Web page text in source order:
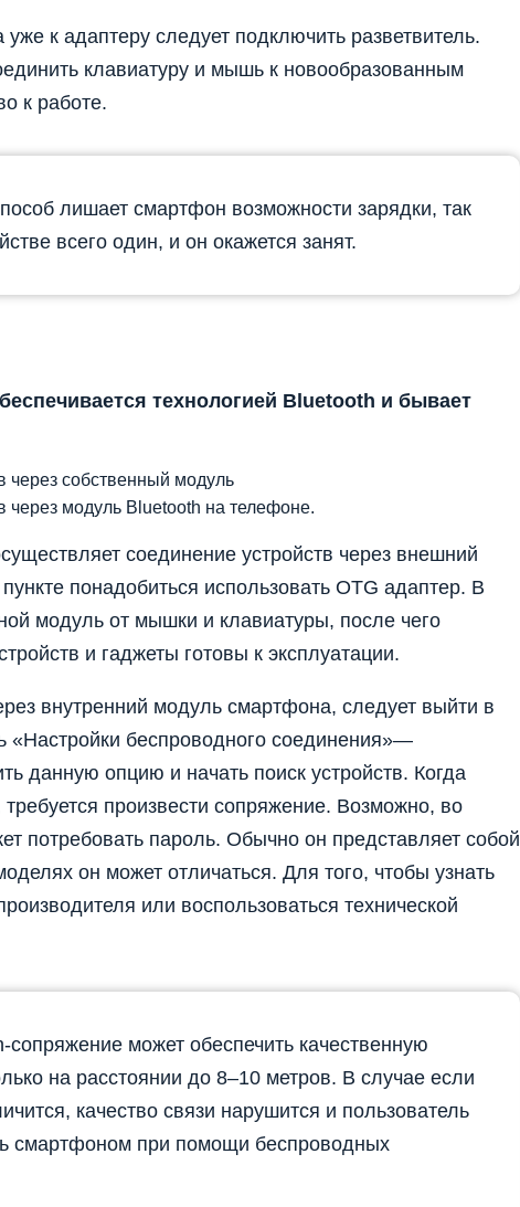
к адаптеру следует подключить разветвитель.
клавиатуру и мышь к новообразованным
к работе.
лишает смартфон возможности зарядки, так
всего один, и он окажется занят.
технологией Bluetooth и бывает
через собственный модуль
через модуль Bluetooth на телефоне.
соединение устройств через внешний
понадобиться использовать OTG адаптер. В
модуль от мышки и клавиатуры, после чего
и гаджеты готовы к эксплуатации.
внутренний модуль смартфона, следует выйти в
«Настройки беспроводного соединения»—
данную опцию и начать поиск устройств. Когда
произвести сопряжение. Возможно, во
потребовать пароль. Обычно он представляет собой
он может отличаться. Для того, чтобы узнать
или воспользоваться технической
сопряжение может обеспечить качественную
на расстоянии до 8–10 метров. В случае если
качество связи нарушится и пользователь
смартфоном при помощи беспроводных